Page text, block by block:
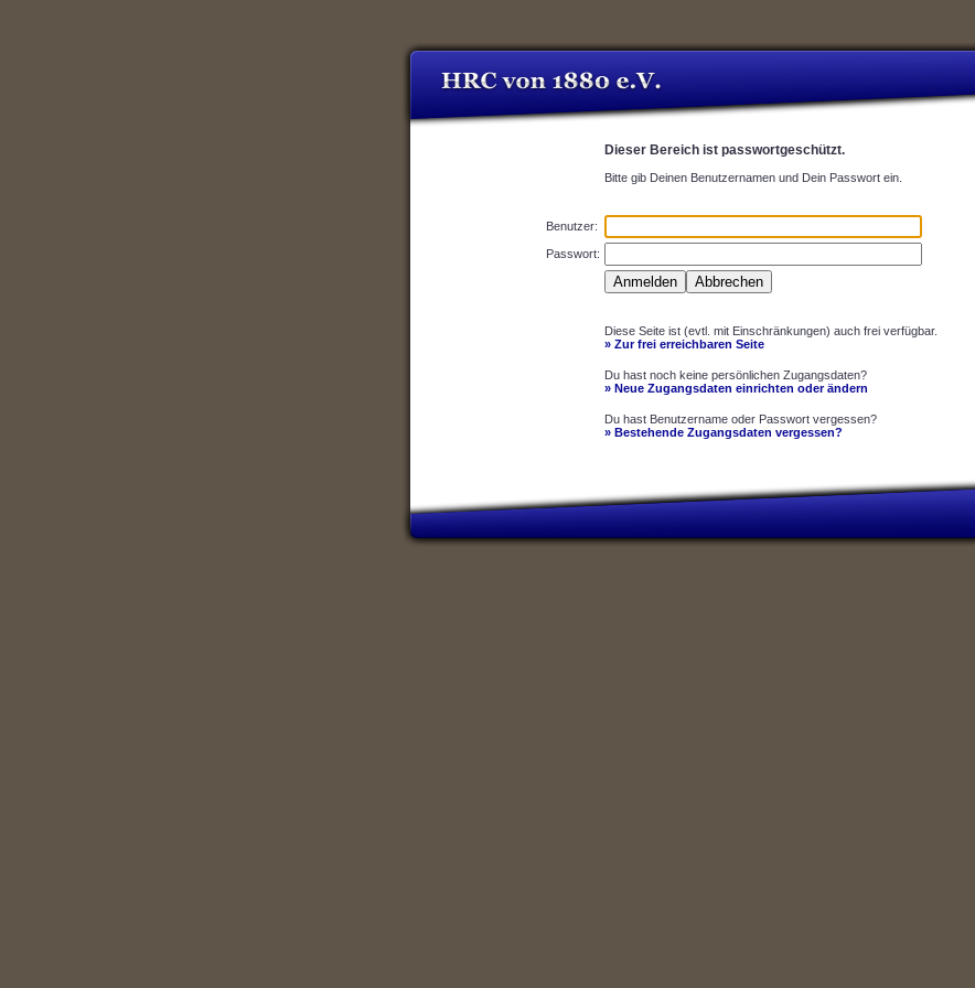
Dieser Bereich ist passwortgeschützt.
Bitte gib Deinen Benutzernamen und Dein Passwort ein.
Benutzer:
Passwort:
Diese Seite ist (evtl. mit Einschränkungen) auch frei verfügbar.
» Zur frei erreichbaren Seite
Du hast noch keine persönlichen Zugangsdaten?
» Neue Zugangsdaten einrichten oder ändern
Du hast Benutzername oder Passwort vergessen?
» Bestehende Zugangsdaten vergessen?